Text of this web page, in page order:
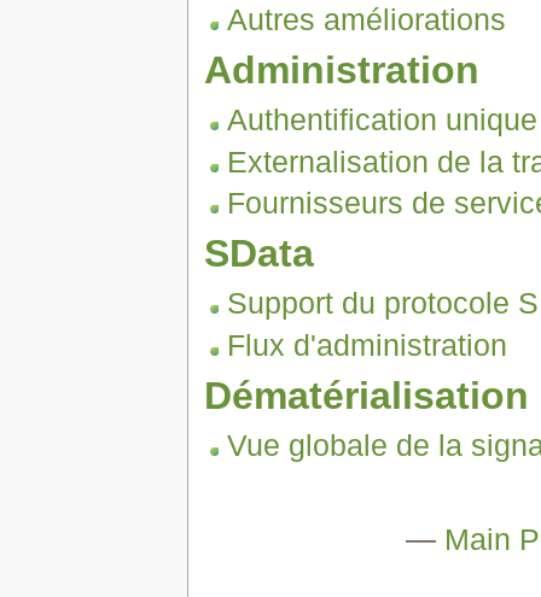
Autres améliorations
Administration
Authentification unique
Externalisation de la
Fournisseurs de
SData
Support du protocole
Flux d'administration
Dématérialisation
Vue globale de la
— Main